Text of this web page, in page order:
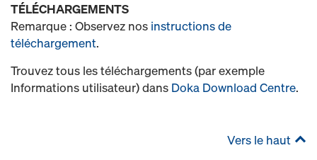
TÉLÉCHARGEMENTS
Remarque : Observez nos instructions de
téléchargement.
Trouvez tous les téléchargements (par exemple
Informations utilisateur) dans Doka Download Centre.
Vers le haut